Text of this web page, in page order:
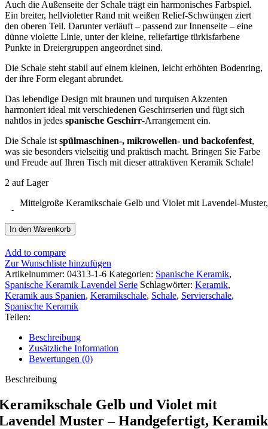
Auch die Außenseite der Schale trägt ein harmonisches Farbspiel.
Ein breiter, hellvioletter Rand mit weißen Relief-Schwüngen ziert
den oberen Teil. Darunter verläuft – passend zur Innenseite – eine
dünne violette Linie, unter der kleine, reliefartige türkisfarbene
Punkte in Dreiergruppen angeordnet sind.
Die Schale steht stabil auf einem kleinen, leicht erhöhten Bodenring,
der ihre Form elegant abrundet.
Das lebendige Design mit braunen und turquisen Akzenten
harmoniert ideal mit verschiedenen Geschirrserien und fügt sich
nahtlos in jedes spanische Geschirr-Arrangement ein.
Die Schale ist spülmaschinen-, mikrowellen- und backofenfest,
was sie besonders vielseitig und praktisch macht. Bringen Sie Farbe
und Freude auf Ihren Tisch mit dieser attraktiven Keramik Schale!
2 auf Lager
Mittelgroße Keramikschale Gelb und Violet mit Lavendel-
In den Warenkorb
Add to compare
Zur Wunschliste hinzufügen
Artikelnummer: 04313-1-6 Kategorien: Spanische Keramik,
Spanische Keramik Lavendel Serie Schlagwörter: Keramik,
Keramik aus Spanien, Keramikschale, Schale, Servierschale,
Spanische Keramik
Teilen:
Beschreibung
Zusätzliche Information
Bewertungen (0)
Beschreibung
Gelb und Violet mit
Muster – Handgefertigt, Keramik